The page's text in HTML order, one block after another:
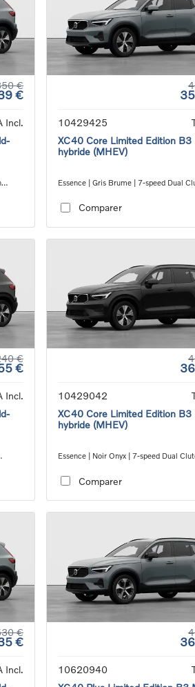
€
€
Incl.
10429425
XC40 Core Limited Edition B3
hybride (MHEV)
Essence | Gris Brume | 7-speed Dual
Comparer
€
€
Incl.
10429042
XC40 Core Limited Edition B3
hybride (MHEV)
Essence | Noir Onyx | 7-speed Dual
Comparer
€
€
Incl.
10620940